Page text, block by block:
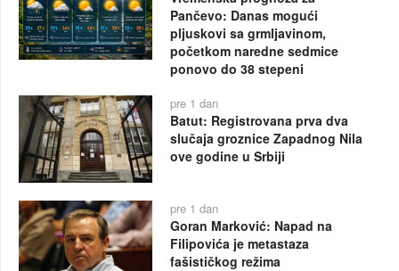
Pančevo: Danas mogući
pljuskovi sa grmljavinom,
početkom naredne sedmice
ponovo do 38 stepeni
pre 1 dan
Batut: Registrovana prva dva
slučaja groznice Zapadnog Nila
ove godine u Srbiji
pre 1 dan
Goran Marković: Napad na
Filipovića je metastaza
fašističkog režima